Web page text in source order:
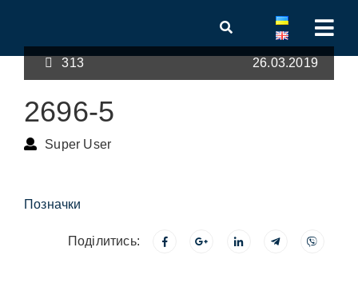
313 26.03.2019
2696-5
Super User
Позначки
Поділитись: